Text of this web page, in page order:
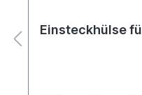
Einsteckhülse